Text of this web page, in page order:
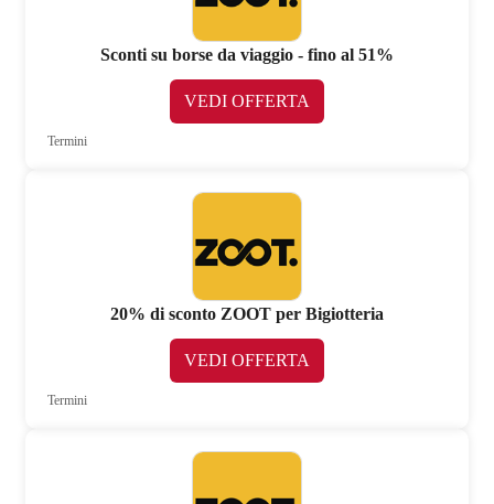
Sconti su borse da viaggio - fino al 51%
VEDI OFFERTA
Termini
20% di sconto ZOOT per Bigiotteria
VEDI OFFERTA
Termini